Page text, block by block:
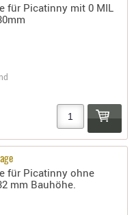
MAGAZINE
SPUHR -
SPUHR -
VISIERE
für Picatinny mit 0 MIL
für Picatinny ohne
mm Bauhöhe.